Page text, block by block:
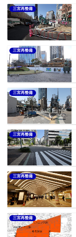
三宮再整備
三宮再整備
三宮再整備
三宮再整備
三宮再整備
三宮再整備